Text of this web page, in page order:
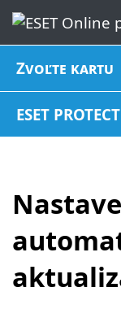
Zvoľte kartu
ESET